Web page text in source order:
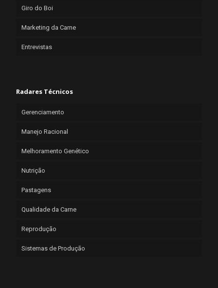
Giro do Boi
Marketing da Carne
Entrevistas
Radares Técnicos
Gerenciamento
Manejo Racional
Melhoramento Genético
Nutrição
Pastagens
Qualidade da Carne
Reprodução
Sistemas de Produção